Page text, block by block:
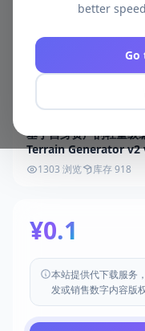
better
Go
基于自身资产的轻量
Terrain Generator v2
1303 浏览 库存 918
¥0.1
本站提供代下载服务
发或销售数字内容版